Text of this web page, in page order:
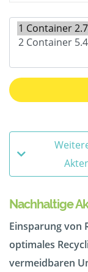
Nachhaltige
Einsparung von
optimales
vermeidbaren